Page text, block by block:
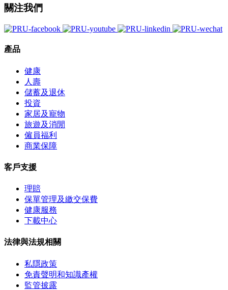
關注我們
產品
健康
人壽
儲蓄及退休
投資
家居及寵物
旅遊及消閒
僱員福利
商業保障
客戶支援
理賠
保單管理及繳交保費
健康服務
下載中心
法律與法規相關
私隱政策
免責聲明和知識產權
監管披露